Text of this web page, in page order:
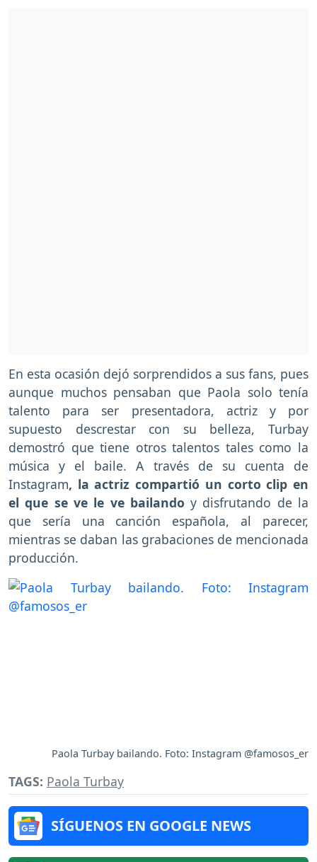
En esta ocasión dejó sorprendidos a sus fans, pues
aunque muchos pensaban que Paola solo tenía
talento para ser presentadora, actriz y por
supuesto descrestar con su belleza, Turbay
demostró que tiene otros talentos tales como la
música y el baile. A través de su cuenta de
Instagram, la actriz compartió un corto clip en
el que se ve le ve bailando y disfrutando de la
que sería una canción española, al parecer,
mientras se daban las grabaciones de mencionada
producción.
Paola Turbay bailando. Foto: Instagram @famosos_er
TAGS: Paola Turbay
SÍGUENOS EN GOOGLE NEWS